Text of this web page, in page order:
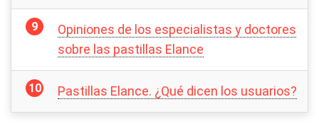
Opiniones de los especialistas y doctores
sobre las pastillas Elance
Pastillas Elance. ¿Qué dicen los usuarios?